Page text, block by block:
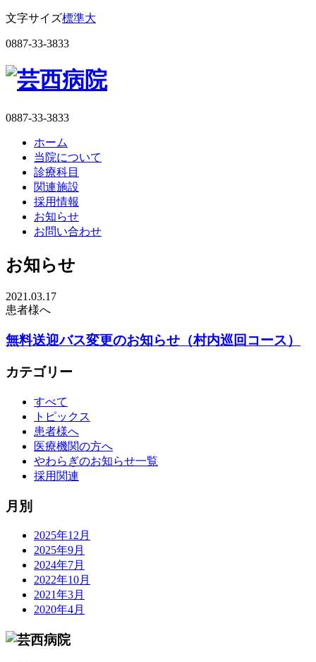
文字サイズ標準大
0887-33-3833
0887-33-3833
ホーム
当院について
診療科目
関連施設
採用情報
お知らせ
お問い合わせ
お知らせ
2021.03.17
患者様へ
無料送迎バス変更のお知らせ（村内巡回コース）
カテゴリー
すべて
トピックス
患者様へ
医療機関の方へ
やわらぎのお知らせ一覧
採用関連
月別
2025年12月
2025年9月
2024年7月
2022年10月
2021年3月
2020年4月